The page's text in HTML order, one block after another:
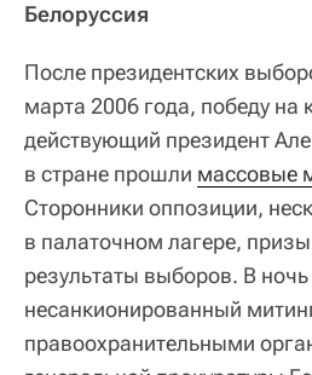
Белоруссия
После президентских
марта 2006 года, победу на
действующий президент
в стране прошли массовые
Сторонники оппозиции,
в палаточном лагере,
результаты выборов. В
несанкионированный
правоохранительными